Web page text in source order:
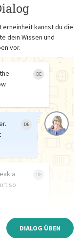
kannst du die
dein Wissen und
vor.
DE
DE
a
so
DE
DIALOG ÜBEN